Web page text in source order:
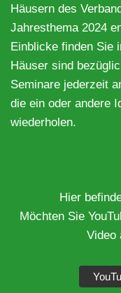
Häusern des
Jahresthema 2024
Einblicke finden Sie
Häuser sind
Seminare jederzeit
die ein oder andere
wiederholen.
Hier
Möchten Sie
Video